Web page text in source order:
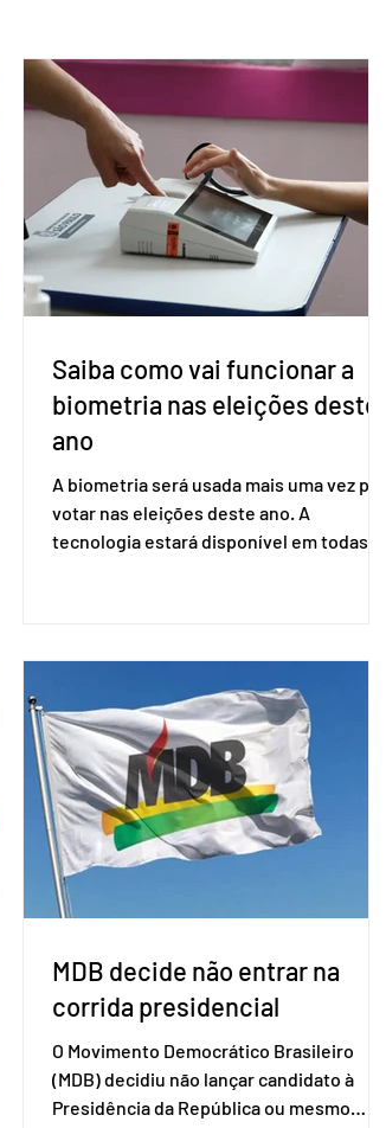
Saiba como vai funcionar a
biometria nas eleições deste
ano
A biometria será usada mais uma vez para
votar nas eleições deste ano. A
tecnologia estará disponível em todas as
Se o título estiver regular, o eleitor pode
votar mesmo sem ter realizado esse
cadastro. Neste caso, será exigido o
documento de identificação para acesso
à urna eletrônica. Se a urna eletrônica
não reconh
MDB decide não entrar na
corrida presidencial
O Movimento Democrático Brasileiro
(MDB) decidiu não lançar candidato à
Presidência da República ou mesmo